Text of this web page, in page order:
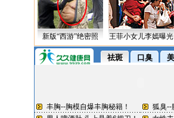
新版“西游”绝密照 王菲小女儿李嫣曝光